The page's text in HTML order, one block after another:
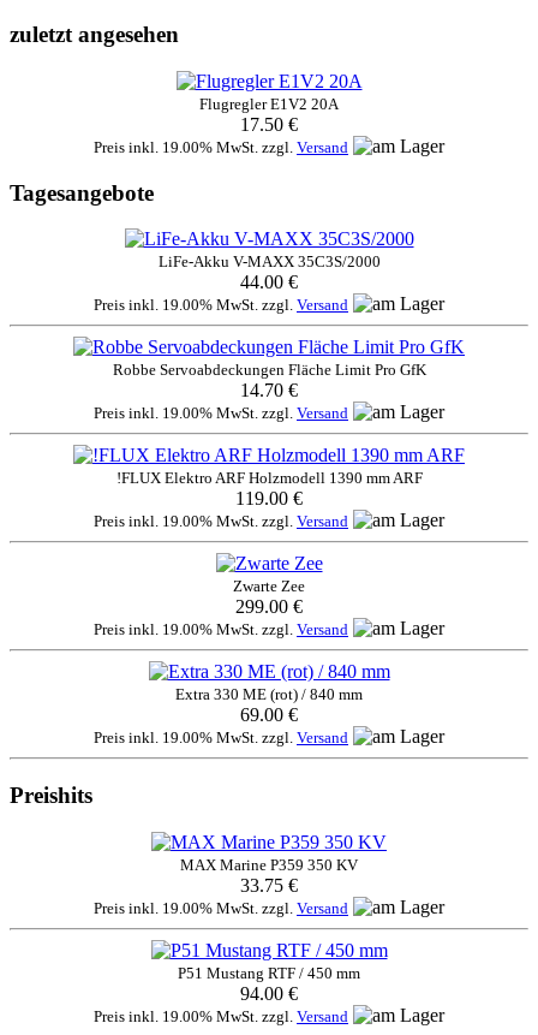
zuletzt angesehen
Flugregler E1V2 20A
17.50 €
Preis inkl. 19.00% MwSt. zzgl. Versand
Tagesangebote
LiFe-Akku V-MAXX 35C3S/2000
44.00 €
Preis inkl. 19.00% MwSt. zzgl. Versand
Robbe Servoabdeckungen Fläche Limit Pro GfK
14.70 €
Preis inkl. 19.00% MwSt. zzgl. Versand
!FLUX Elektro ARF Holzmodell 1390 mm ARF
119.00 €
Preis inkl. 19.00% MwSt. zzgl. Versand
Zwarte Zee
299.00 €
Preis inkl. 19.00% MwSt. zzgl. Versand
Extra 330 ME (rot) / 840 mm
69.00 €
Preis inkl. 19.00% MwSt. zzgl. Versand
Preishits
MAX Marine P359 350 KV
33.75 €
Preis inkl. 19.00% MwSt. zzgl. Versand
P51 Mustang RTF / 450 mm
94.00 €
Preis inkl. 19.00% MwSt. zzgl. Versand